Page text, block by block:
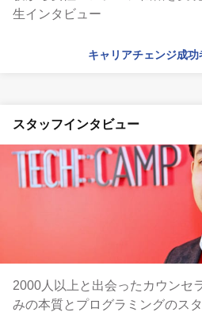
生インタビュー
キャリアチェンジ成
スタッフインタビュー
2000人以上と出会ったカウンセ
みの本質とプログラミングのス